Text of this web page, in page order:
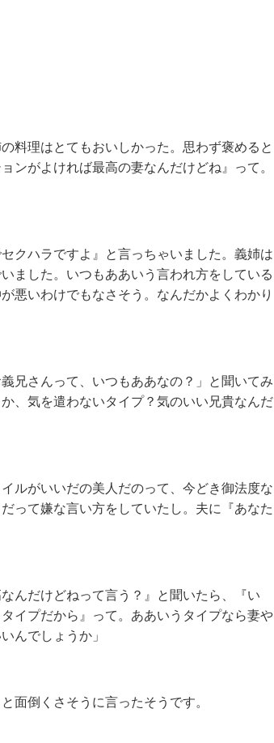
料理はとてもおいしかった。思わず褒めると
ンがよければ最高の妻なんだけどね』って。
クハラですよ』と言っちゃいました。義姉は
ました。いつもああいう言われ方をしている
悪いわけでもなさそう。なんだかよくわかり
兄さんって、いつもああなの？」と聞いてみ
、気を遣わないタイプ？気のいい兄貴なんだ
ルがいいだの美人だのって、今どき御法度な
って嫌な言い方をしていたし。夫に『あなた
んだけどねって言う？』と聞いたら、『い
イプだから』って。ああいうタイプなら妻や
んでしょうか」
面倒くさそうに言ったそうです。